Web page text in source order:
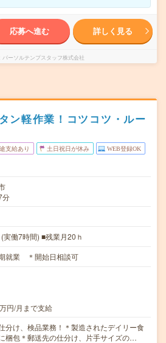
応募へ進む 詳しく見る
パーソルテンプスタッフ株式会社
ン軽作業！コツコツ・ルー
支給あり 土日祝日が休み WEB登録OK
分
働7時間) ■残業月20ｈ
就業 ＊開始日相談可
円/月まで支給
分け、検品業務！＊製造されたデイリー食
梱包＊郵送先の仕分け、片手サイズの…